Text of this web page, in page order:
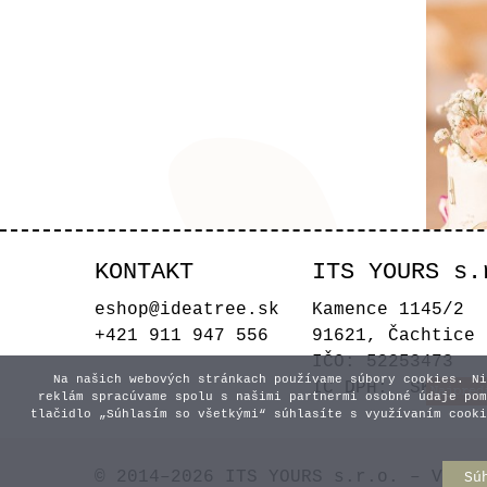
KONTAKT
eshop@ideatree.sk
+421 911 947 556
ITS YOURS
Kamence 1145/2
91621, Čachtice
IČO: 52253473
IČ DPH:
© 2014–2026 ITS YOURS s.r.o. –
Na našich webových stránkach používame súbory
reklám spracúvame spolu s našimi partnermi osobné údaje
tlačidlo „Súhlasím so všetkými“ súhlasíte s využívaním